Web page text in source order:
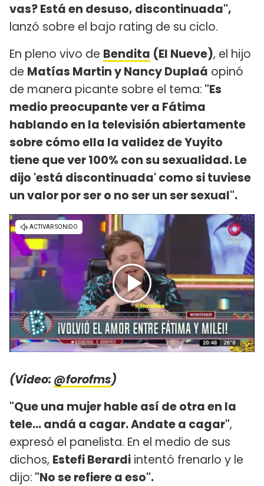
vas? Está en desuso, discontinuada",
lanzó sobre el bajo rating de su ciclo.
En pleno vivo de Bendita (El Nueve), el hijo
de Matías Martin y Nancy Duplaá opinó
de manera picante sobre el tema: "Es
medio preocupante ver a Fátima
hablando en la televisión abiertamente
sobre cómo ella la validez de Yuyito
tiene que ver 100% con su sexualidad. Le
dijo 'está discontinuada' como si tuviese
un valor por ser o no ser un ser sexual".
(Video: @forofms)
"Que una mujer hable así de otra en la
tele... andá a cagar. Andate a cagar",
expresó el panelista. En el medio de sus
dichos, Estefi Berardi intentó frenarlo y le
dijo: "No se refiere a eso".